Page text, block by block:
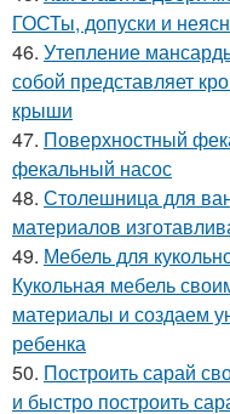
ГОСТы, допуски и
46. Утепление
собой представляет
крыши
47. Поверхностный
фекальный насос
48. Столешница для
материалов
49. Мебель для
Кукольная мебель
материалы и создаем
ребенка
50. Построить сарай
и быстро построить